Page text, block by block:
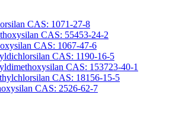
CAS: 1071-27-8
CAS: 55453-24-2
CAS: 1067-47-6
CAS: 1190-16-5
CAS: 153723-40-1
CAS: 18156-15-5
CAS: 2526-62-7